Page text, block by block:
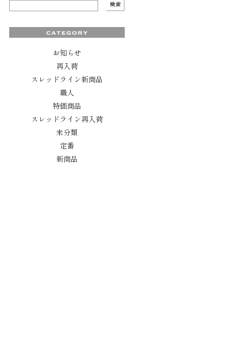
お知らせ
再入荷
スレッドライン新商品
職人
特価商品
スレッドライン再入荷
未分類
定番
新商品